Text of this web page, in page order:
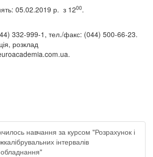
05.02.2019 р. з 1200.
332-999-1, тел./факс: (044)500-66-23.
розклад
навчання за курсом "Розрахунок і
інтервалів